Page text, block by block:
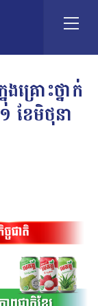
គ្រោះថ្នាក់
ខែមិថុនា